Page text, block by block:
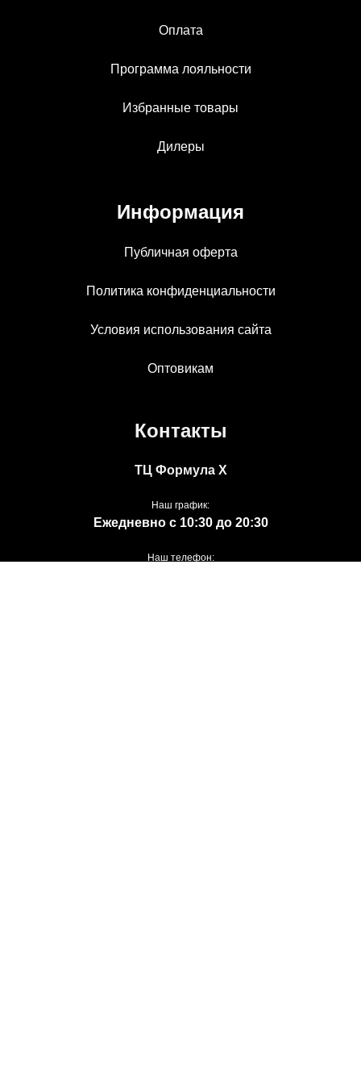
Оплата
Программа лояльности
Избранные товары
Дилеры
Информация
Публичная оферта
Политика конфиденциальности
Условия использования сайта
Оптовикам
Контакты
ТЦ Формула Х
Наш график:
Ежедневно с 10:30 до 20:30
Наш телефон: